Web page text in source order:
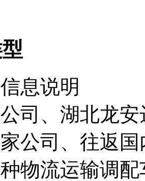
息说明
司、湖北龙
公司、往返
物流运输调